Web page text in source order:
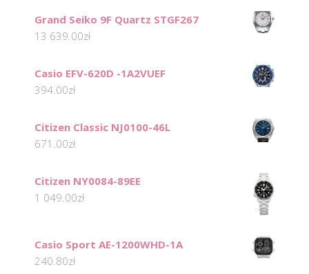
Grand Seiko 9F Quartz STGF267
13 639.00zł
Casio EFV-620D -1A2VUEF
394.00zł
Citizen Classic NJ0100-46L
671.00zł
Citizen NY0084-89EE
1 049.00zł
Casio Sport AE-1200WHD-1A
240.80zł